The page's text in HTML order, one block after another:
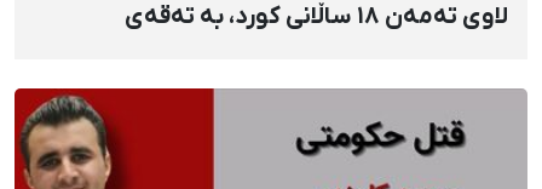
لاوی تەمەن ١٨ ساڵانی کورد، بە تەقەی
پێیان وابووە دەسبەسەر کراوە بەڵام
تەرمەکەی دەدرێتەوە